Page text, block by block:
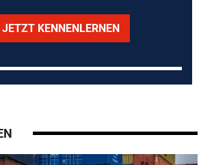
JETZT KENNENLERNEN